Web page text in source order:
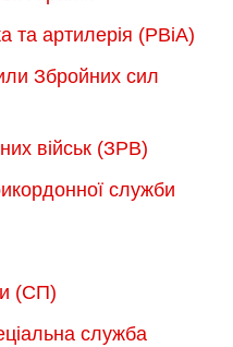
та артилерія (РВіА)
Збройних сил
військ (ЗРВ)
служби
(СП)
служба